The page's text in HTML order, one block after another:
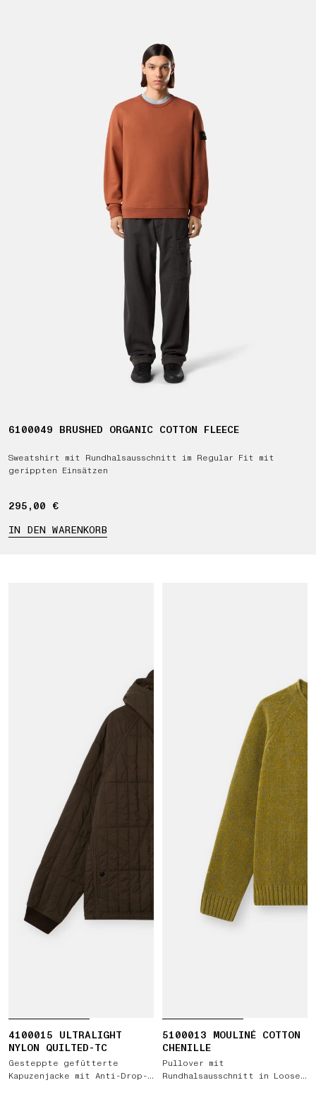
6100049 BRUSHED ORGANIC COTTON FLEECE
Sweatshirt mit Rundhalsausschnitt im Regular Fit mit
gerippten Einsätzen
295,00 €
295,00 €
IN DEN WARENKORB
4100015 ULTRALIGHT
NYLON QUILTED-TC
Gesteppte gefütterte
Kapuzenjacke mit Anti-Drop-
5100013 MOULINÉ COTTON
CHENILLE
Pullover mit
Rundhalsausschnitt in Loose